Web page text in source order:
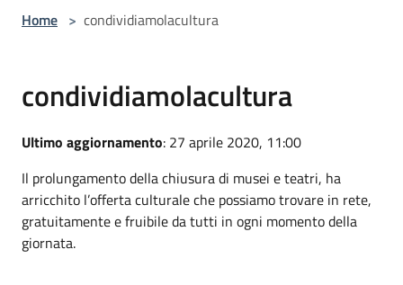
Home > condividiamolacultura
condividiamolacultura
Ultimo aggiornamento: 27 aprile 2020, 11:00
Il prolungamento della chiusura di musei e teatri, ha
arricchito l’offerta culturale che possiamo trovare in rete,
gratuitamente e fruibile da tutti in ogni momento della
giornata.